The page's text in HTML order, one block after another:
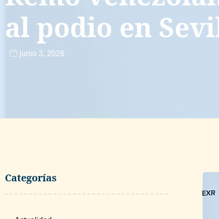
al podio en
junio 3, 2026
Categorías